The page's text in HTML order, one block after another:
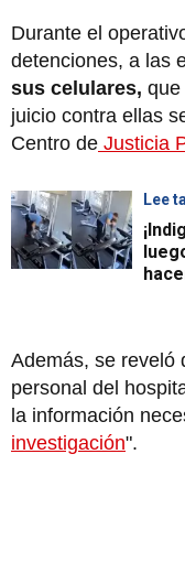
Durante el
detenciones, a las
sus celulares, que
juicio contra ellas
Centro de Justicia
Lee
Además, se reveló
personal del
la información
investigación".